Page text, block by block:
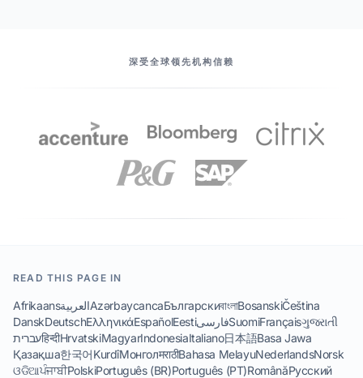
深受全球领先机构信赖
READ THIS PAGE IN
AfrikaansالعربيةAzərbaycancaБългарскиবাংলাBosanskiČeština
DanskDeutschΕλληνικάEspañolEestiفارسیSuomiFrançaisગુજરાતી
עבריתहिन्दीHrvatskiMagyarIndonesiaItaliano日本語Basa Jawa
Қазақша한국어KurdîМонголमराठीBahasa MelayuNederlandsNorsk
ଓଡିଆਪੰਜਾਬੀPolskiPortuguês (BR)Português (PT)RomânăРусский